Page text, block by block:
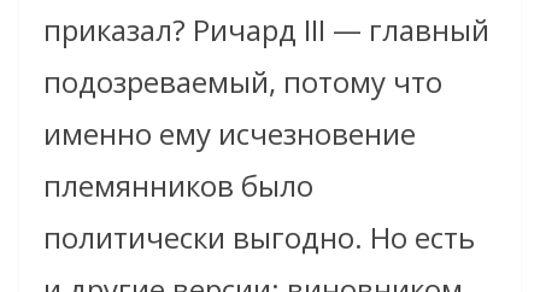
приказал? Ричард III — главный
подозреваемый, потому что
именно ему исчезновение
племянников было
политически выгодно. Но есть